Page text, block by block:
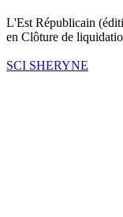
L'Est Républicain
en Clôture de
SCI SHERYNE